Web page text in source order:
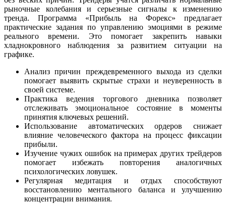
рыночные колебания и серьезные сигналы к изменению
тренда. Программа «Прибыль на Форекс» предлагает
практические задания по управлению эмоциями в режиме
реального времени. Это помогает закрепить навыки
хладнокровного наблюдения за развитием ситуации на
графике.
Анализ причин преждевременного выхода из сделки
помогает выявить скрытые страхи и неуверенность в
своей системе.
Практика ведения торгового дневника позволяет
отслеживать эмоциональное состояние в моменты
принятия ключевых решений.
Использование автоматических ордеров снижает
влияние человеческого фактора на процесс фиксации
прибыли.
Изучение чужих ошибок на примерах других трейдеров
помогает избежать повторения аналогичных
психологических ловушек.
Регулярная медитация и отдых способствуют
восстановлению ментального баланса и улучшению
концентрации внимания.